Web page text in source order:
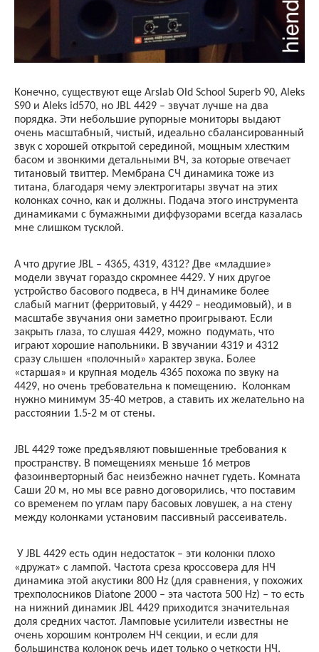
Конечно, существуют еще Arslab Old School Superb 90, Aleks
S90 и Aleks id570, но JBL 4429 – звучат лучше на два
порядка. Эти небольшие рупорные мониторы выдают
очень масштабный, чистый, идеально сбалансированный
звук с хорошей открытой серединой, мощным хлестким
басом и звонкими детальными ВЧ, за которые отвечает
титановый твиттер. Мембрана СЧ динамика тоже из
титана, благодаря чему электрогитары звучат на этих
колонках сочно, как и должны. Подача этого инструмента
динамиками с бумажными диффузорами всегда казалась
мне слишком тусклой.
А что другие JBL – 4365, 4319, 4312? Две «младшие»
модели звучат гораздо скромнее 4429. У них другое
устройство басового подвеса, в НЧ динамике более
слабый магнит (ферритовый, у 4429 – неодимовый), и в
масштабе звучания они заметно проигрывают. Если
закрыть глаза, то слушая 4429, можно подумать, что
играют хорошие напольники. В звучании 4319 и 4312
сразу слышен «полочный» характер звука. Более
«старшая» и крупная модель 4365 похожа по звуку на
4429, но очень требовательна к помещению.
Колонкам
нужно минимум 35-40 метров, а ставить их желательно на
расстоянии 1.5-2 м от стены.
JBL 4429 тоже предъявляют повышенные требования к
пространству. В помещениях меньше 16 метров
фазоинверторный бас неизбежно начнет гудеть. Комната
Саши 20 м, но мы все равно договорились, что поставим
со временем по углам пару басовых ловушек, а на стену
между колонками установим пассивный рассеиватель.
УJBL 4429 есть один недостаток – эти колонки плохо
«дружат» с лампой. Частота среза кроссовера для НЧ
динамика этой акустики 800 Hz (для сравнения, у похожих
трехполосников Diatone 2000 – эта частота 500 Hz) – то есть
на нижний динамик JBL 4429 приходится значительная
доля средних частот. Ламповые усилители известны не
очень хорошим контролем НЧ секции, и если для
большинства колонок речь идет только о четкости НЧ,